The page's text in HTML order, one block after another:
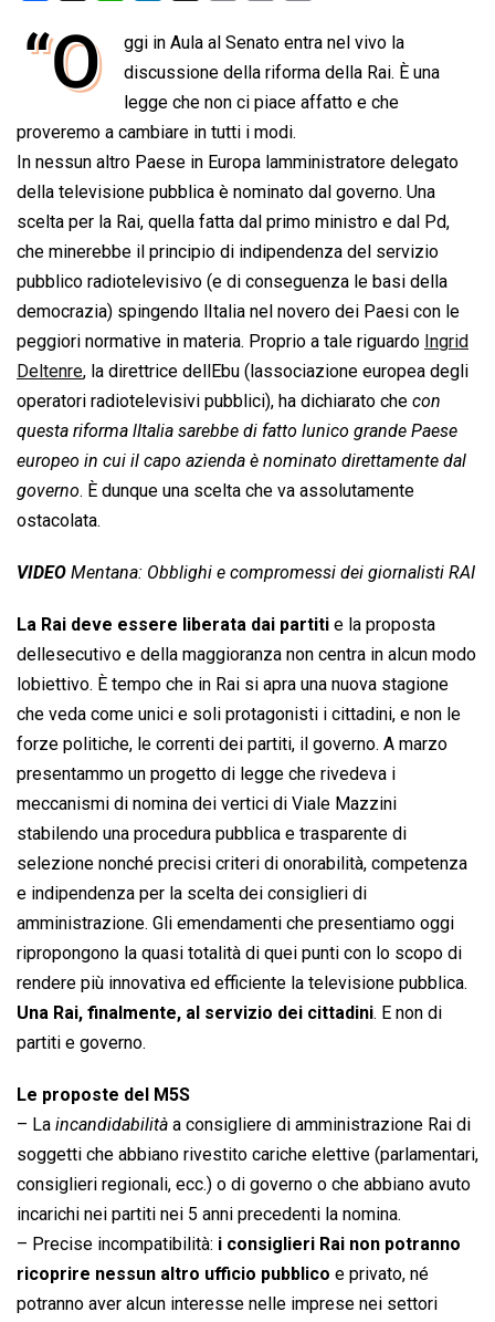
c
e
o
o
k
a
t
s
A
p
p
n
k
e
d
I
n
r
e
a
d
s
a
i
l
p
y
L
i
n
k
i
n
t
“O
ggi in Aula al Senato entra nel vivo la
discussione della riforma della Rai. È una
legge che non ci piace affatto e che
proveremo a cambiare in tutti i modi.
In nessun altro Paese in Europa lamministratore delegato
della televisione pubblica è nominato dal governo. Una
scelta per la Rai, quella fatta dal primo ministro e dal Pd,
che minerebbe il principio di indipendenza del servizio
pubblico radiotelevisivo (e di conseguenza le basi della
democrazia) spingendo lItalia nel novero dei Paesi con le
peggiori normative in materia. Proprio a tale riguardo Ingrid
Deltenre, la direttrice dellEbu (lassociazione europea degli
operatori radiotelevisivi pubblici), ha dichiarato che  con
questa riforma lItalia sarebbe di fatto lunico grande Paese
europeo in cui il capo azienda è nominato direttamente dal
governo. È dunque una scelta che va assolutamente
ostacolata.
VIDEO Mentana: Obblighi e compromessi dei giornalisti RAI
La Rai deve essere liberata dai partiti e la proposta
dellesecutivo e della maggioranza non centra in alcun modo
lobiettivo. È tempo che in Rai si apra una nuova stagione
che veda come unici e soli protagonisti i cittadini, e non le
forze politiche, le correnti dei partiti, il governo. A marzo
presentammo un progetto di legge che rivedeva i
meccanismi di nomina dei vertici di Viale Mazzini
stabilendo una procedura pubblica e trasparente di
selezione nonché precisi criteri di onorabilità, competenza
e indipendenza per la scelta dei consiglieri di
amministrazione. Gli emendamenti che presentiamo oggi
ripropongono la quasi totalità di quei punti con lo scopo di
rendere più innovativa ed efficiente la televisione pubblica.
Una Rai, finalmente, al servizio dei cittadini. E non di
partiti e governo.
Le proposte del M5S
– La  incandidabilità  a consigliere di amministrazione Rai di
soggetti che abbiano rivestito cariche elettive (parlamentari,
consiglieri regionali, ecc.) o di governo o che abbiano avuto
incarichi nei partiti nei 5 anni precedenti la nomina.
– Precise incompatibilità: i consiglieri Rai non potranno
ricoprire nessun altro ufficio pubblico e privato, né
potranno aver alcun interesse nelle imprese nei settori